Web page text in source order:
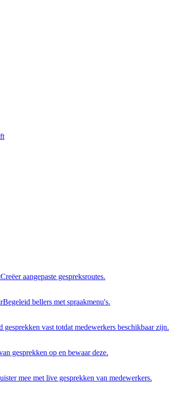
Creëer aangepaste gespreksroutes.
Begeleid bellers met spraakmenu's.
gesprekken vast totdat medewerkers beschikbaar zijn.
gesprekken op en bewaar deze.
mee met live gesprekken van medewerkers.